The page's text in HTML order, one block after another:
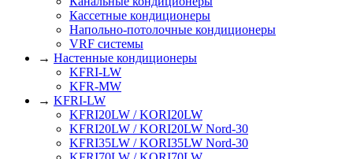
Кассетные кондиционеры
Напольно-потолочные кондиционеры
VRF системы
→ Настенные кондиционеры
KFRI-LW
KFR-MW
→ KFRI-LW
KFRI20LW / KORI20LW
KFRI20LW / KORI20LW Nord-30
KFRI35LW / KORI35LW Nord-30